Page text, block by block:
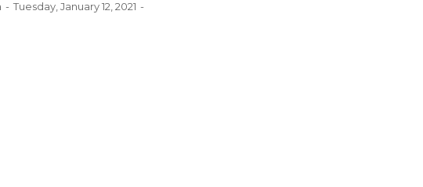
Tuesday, January 12, 2021